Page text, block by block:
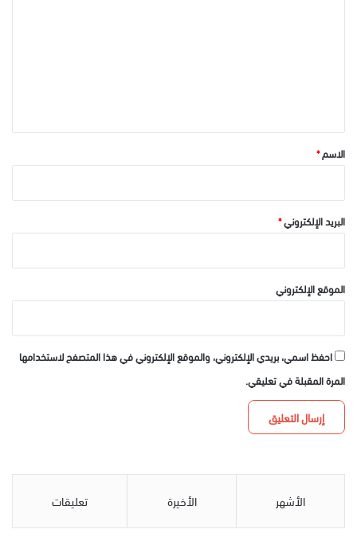
*الاسم*
البريد الإلكتروني*
الموقع الإلكتروني
احفظ اسمي، بريدي الإلكتروني، والموقع الإلكتروني في هذا المتصفح لاستخدامها
المرة المقبلة في تعليقي.
الأشهر الأخيرة تعليقات